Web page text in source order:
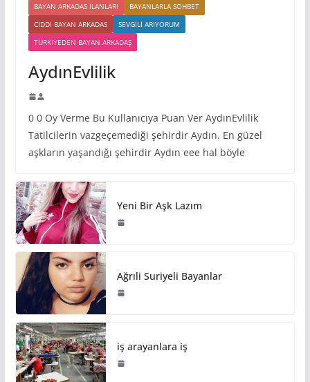
BAYAN ARKADAS ILANLARI
BAYANLARLA SOHBET
CIDDI BAYAN ARKADAS
SEVGILI ARIYORUM
TÜRKIYEDEN BAYAN ARKADAŞ
AydınEvlilik
0 0 Oy Verme Bu Kullanıcıya Puan Ver AydınEvlilik
Tatilcilerin vazgeçemediği şehirdir Aydın. En güzel
aşkların yaşandığı şehirdir Aydın eee hal böyle
Yeni Bir Aşk Lazım
Ağrıli Suriyeli Bayanlar
iş arayanlara iş